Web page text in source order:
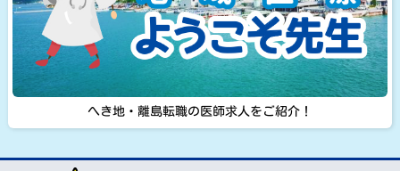
へき地・離島転職の医師求人をご紹介！